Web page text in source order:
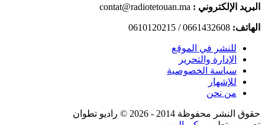
البريد الإلكتروني : contat@radiotetouan.ma
الهاتف: 0661432608 / 0610120215
للنشر في الموقع
الإدارة والتحرير
سياسة الخصوصية
للإشهار
من نحن
حقوق النشر محفوظة 2014 - 2026 © راديو تطوان